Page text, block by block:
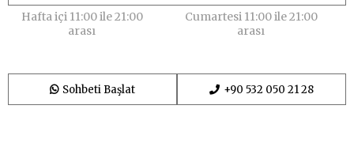
Hafta içi 11:00 ile 21:00
arası
Cumartesi 11:00 ile 21:00
arası
Sohbeti Başlat +90 532 050 21 28